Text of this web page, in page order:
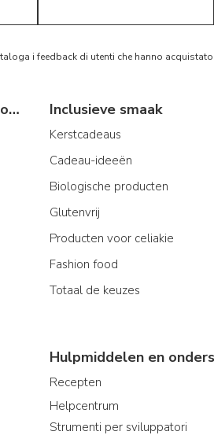
i feedback di utenti che hanno
Typische regionale Italiaanse producten Inclusieve smaak
Kerstcadeaus
Cadeau-ideeën
Biologische producten
Glutenvrij
Producten voor celiakie
Fashion food
Totaal de keuzes
Hulpmiddelen en
Recepten
Helpcentrum
Strumenti per sviluppatori